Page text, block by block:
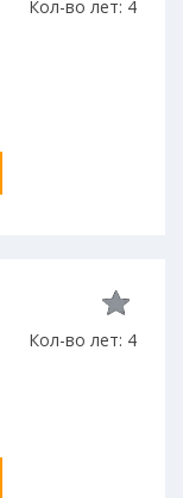
Кол-во лет: 4
Кол-во лет: 4